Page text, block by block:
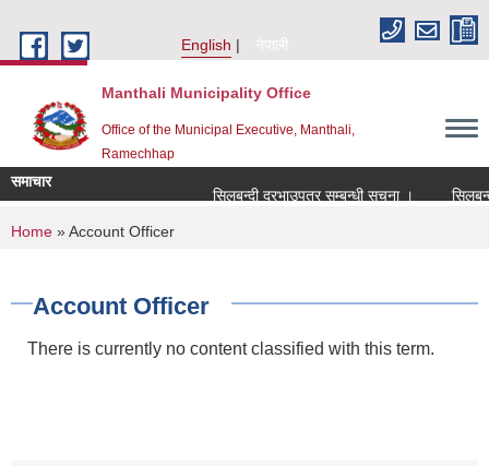
English
नेपाली
Manthali Municipality Office
Office of the Municipal Executive, Manthali,
Ramechhap
समाचार
सिलबन्दी दरभाउपत्र सम्बन्धी सूचना ।
सिलबन्दी
You are here
Home » Account Officer
Account Officer
There is currently no content classified with this term.